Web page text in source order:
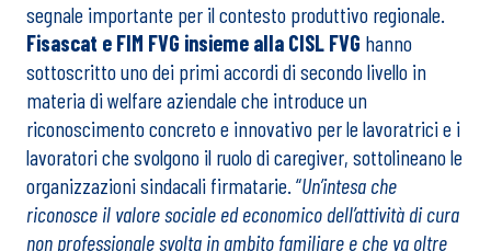
segnale importante per il contesto produttivo regionale.
Fisascat e FIM FVG insieme alla CISL FVG hanno
sottoscritto uno dei primi accordi di secondo livello in
materia di welfare aziendale che introduce un
riconoscimento concreto e innovativo per le lavoratrici e i
lavoratori che svolgono il ruolo di caregiver, sottolineano le
organizzazioni sindacali firmatarie. “Un’intesa che
riconosce il valore sociale ed economico dell’attività di cura
non professionale svolta in ambito familiare e che va oltre